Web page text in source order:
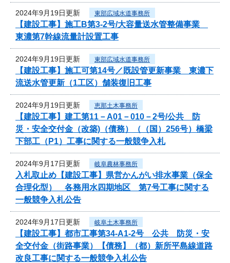
2024年9月19日更新 東部広域水道事務所
【建設工事】施工B第3-2号/大容量送水管整備事業
東濃第7幹線流量計設置工事
2024年9月19日更新 東部広域水道事務所
【建設工事】施工可第14号／既設管更新事業 東濃下
流送水管更新（1工区）舗装復旧工事
2024年9月19日更新 恵那土木事務所
【建設工事】建工第11－A01－010－2号/公共 防
災・安全交付金（改築)（債務）（（国）256号）橋梁
下部工（P1）工事に関する一般競争入札
2024年9月17日更新 岐阜農林事務所
入札取止め【建設工事】県営かんがい排水事業（保全
合理化型） 各務用水四期地区 第7号工事に関する
一般競争入札公告
2024年9月17日更新 岐阜土木事務所
【建設工事】都市工事第34-A1-2号 公共 防災・安
全交付金（街路事業）【債務】（都）新所平島線道路
改良工事に関する一般競争入札公告